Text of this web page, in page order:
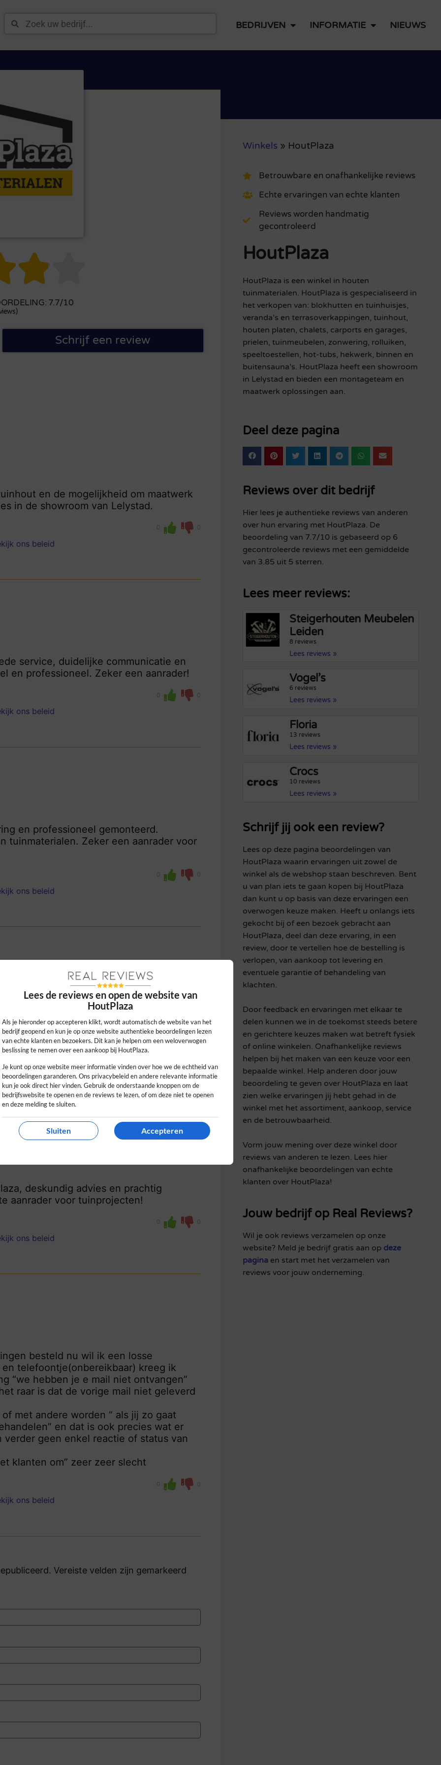
BEDRIJVEN INFORMATIE NIEUWS

7.7/10
Schrijf een review
en de mogelijkheid om maatwerk
in de showroom van Lelystad.
0 0
ons beleid
service, duidelijke communicatie en
en professioneel. Zeker een aanrader!
0 0
ons beleid
en professioneel gemonteerd.
tuinmaterialen. Zeker een aanrader voor
0 0
ons beleid
en snelle levering. Maatwerk
en vakkundig gemonteerd door het
ons beleid
deskundig advies en prachtig
aanrader voor tuinprojecten!
0 0
ons beleid
besteld nu wil ik een losse
telefoontje(onbereikbaar) kreeg ik
“we hebben je e mail niet ontvangen”
raar is dat de vorige mail niet geleverd
met andere worden “ als jij zo gaat
en dat is ook precies wat er
geen enkel reactie of status van
klanten om” zeer zeer slecht
0 0
ons beleid
Vereiste velden zijn gemarkeerd
Winkels » HoutPlaza
Betrouwbare en onafhankelijke reviews
Echte ervaringen van echte klanten
Reviews worden handmatig
gecontroleerd
HoutPlaza
HoutPlaza is een winkel in houten
tuinmaterialen. HoutPlaza is gespecialiseerd in
het verkopen van: blokhutten en tuinhuisjes,
veranda’s en terrasoverkappingen, tuinhout,
houten platen, chalets, carports en garages,
prielen, tuinmeubelen, zonwering, rolluiken,
speeltoestellen, hot-tubs, hekwerk, binnen en
buitensauna’s. HoutPlaza heeft een showroom
in Lelystad en bieden een montageteam en
maatwerk oplossingen aan.
Deel deze pagina
Reviews over dit bedrijf
Hier lees je authentieke reviews van anderen
over hun ervaring met HoutPlaza. De
beoordeling van 7.7/10 is gebaseerd op 6
gecontroleerde reviews met een gemiddelde
van 3.85 uit 5 sterren.
Lees meer reviews:
Steigerhouten Meubelen
Leiden
8 reviews
Lees reviews »
Vogel’s
6 reviews
Lees reviews »
Floria
13 reviews
Lees reviews »
Crocs
10 reviews
Lees reviews »
Schrijf jij ook een review?
Lees op deze pagina beoordelingen van
HoutPlaza waarin ervaringen uit zowel de
winkel als de webshop staan beschreven. Bent
u van plan iets te gaan kopen bij HoutPlaza
dan kunt u op basis van deze ervaringen een
overwogen keuze maken. Heeft u onlangs iets
gekocht bij of een bezoek gebracht aan
HoutPlaza, deel dan deze ervaring, in een
review, door te vertellen hoe de bestelling is
verlopen, van aankoop tot levering en
eventuele garantie of behandeling van
klachten.
Door feedback en ervaringen met elkaar te
delen kunnen we in de toekomst steeds betere
en gerichtere keuzes maken wat betreft fysiek
of online winkelen. Onafhankelijke reviews
helpen bij het maken van een keuze voor een
bepaalde winkel. Help anderen door jouw
beoordeling te geven over HoutPlaza en laat
zien welke ervaringen jij hebt gehad in de
winkel met het assortiment, aankoop, service
en de betrouwbaarheid.
Vorm jouw mening over deze winkel door
reviews van anderen te lezen. Lees hier
onafhankelijke beoordelingen van echte
klanten over HoutPlaza!
Jouw bedrijf op Real Reviews?
Wil je ook reviews verzamelen op onze
website? Meld je bedrijf gratis aan op deze
paginaen start met het verzamelen van
reviews voor jouw onderneming.
Lees de reviews en open de website van
HoutPlaza
Als je hieronder op accepteren klikt, wordt automatisch de website van het
bedrijf geopend en kun je op onze website authentieke beoordelingen lezen
van echte klanten en bezoekers. Dit kan je helpen om een weloverwogen
beslissing te nemen over een aankoop bij HoutPlaza.
Je kunt op onze website meer informatie vinden over hoe we de echtheid van
beoordelingen garanderen. Ons privacybeleid en andere relevante informatie
kun je ook direct hier vinden. Gebruik de onderstaande knoppen om de
bedrijfswebsite te openen en de reviews te lezen, of om deze niet te openen
en deze melding te sluiten.
Sluiten Accepteren